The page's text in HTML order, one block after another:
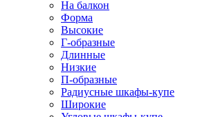
На балкон
Форма
Высокие
Г-образные
Длинные
Низкие
П-образные
Радиусные шкафы-купе
Широкие